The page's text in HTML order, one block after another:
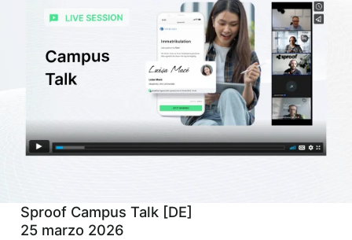
Sproof Campus Talk [DE]
25 marzo 2026